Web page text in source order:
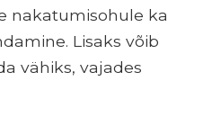
nakatumisohule ka
Lisaks võib
vähiks, vajades